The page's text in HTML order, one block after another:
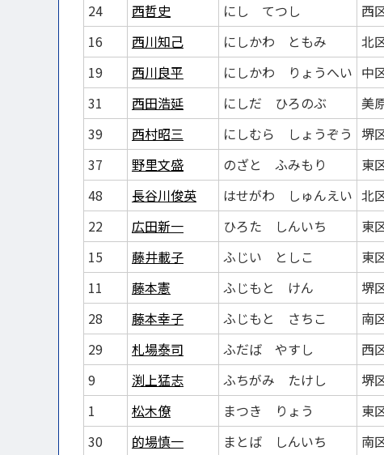
24
西哲史 にし てつし 西
16
西川知己 にしかわ ともみ 北
19
西川良平 にしかわ りょうへい 中
31
西田浩延 にしだ ひろのぶ 美
39
西村昭三 にしむら しょうぞう 堺
37
野里文盛 のざと ふみもり 東
48
長谷川俊英 はせがわ しゅんえい 北
22
広田新一 ひろた しんいち 東
15
藤井載子 ふじい としこ 東
11
藤本憲 ふじもと けん 堺
28
藤本幸子 ふじもと さちこ 南
29
札場泰司 ふだば やすし 西
9
渕上猛志 ふちがみ たけし 堺
1
松木僚 まつき りょう 東
30
的場慎一 まとば しんいち 南